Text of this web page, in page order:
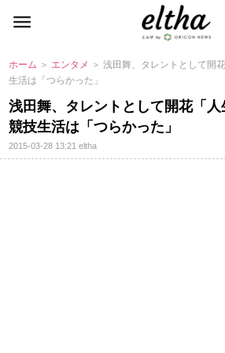
ホーム ＞ エンタメ ＞ 浅田舞、タレントとして
生活は「つらかった」
浅田舞、タレントとして開花「
競技生活は「つらかった」
2015-03-28 13:21eltha